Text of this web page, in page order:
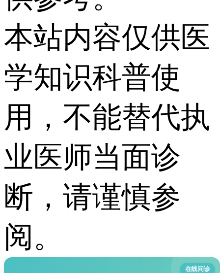
本站内容仅供医
学知识科普使
用，不能替代执
业医师当面诊
断，请谨慎参
阅。
在线问诊